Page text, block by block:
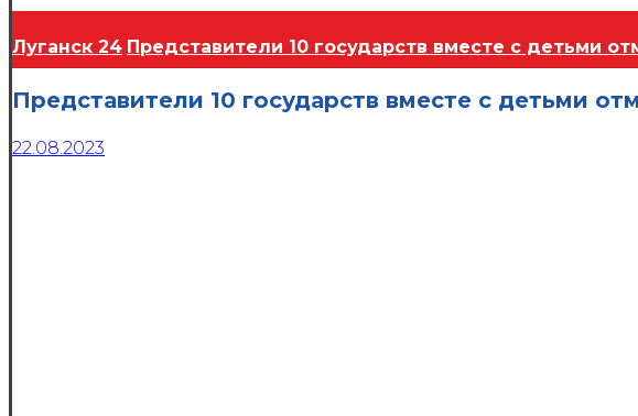
Луганск 24 Представители 10 государств вместе с детьми
Представители 10 государств вместе с детьми
22.08.2023